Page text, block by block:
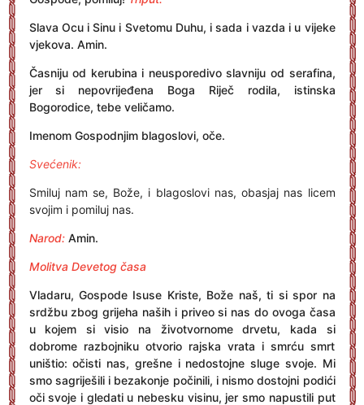
Slava Ocu i Sinu i Svetomu Duhu, i sada i vazda i u vijeke
vjekova. Amin.
Časniju od kerubina i neusporedivo slavniju od serafina,
jer si nepovrijeđena Boga Riječ rodila, istinska
Bogorodice, tebe veličamo.
Imenom Gospodnjim blagoslovi, oče.
Svećenik:
Smiluj nam se, Bože, i blagoslovi nas, obasjaj nas licem
svojim i pomiluj nas.
Narod: Amin.
Molitva Devetog časa
Vladaru, Gospode Isuse Kriste, Bože naš, ti si spor na
srdžbu zbog grijeha naših i priveo si nas do ovoga časa
u kojem si visio na životvornome drvetu, kada si
dobrome razbojniku otvorio rajska vrata i smrću smrt
uništio: očisti nas, grešne i nedostojne sluge svoje. Mi
smo sagriješili i bezakonje počinili, i nismo dostojni podići
oči svoje i gledati u nebesku visinu, jer smo napustili put